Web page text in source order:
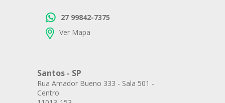
27 99842-7375
Ver Mapa
Santos - SP
Rua Amador Bueno 333 - Sala 501 -
Centro